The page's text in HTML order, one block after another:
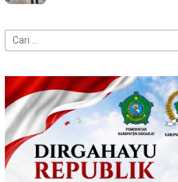
Cari
untuk: